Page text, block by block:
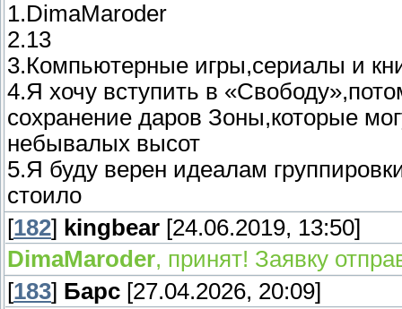
1.DimaMaroder
2.13
3.Компьютерные игры,сериалы и
4.Я хочу вступить в
сохранение даров Зоны,которые
небывалых высот
5.Я буду верен идеалам
стоило
[182] kingbear [24.06.2019, 13:50]
DimaMaroder, принят! Заявку
[183] Барс [27.04.2026, 20:09]